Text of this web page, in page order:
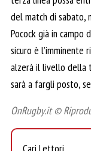
del match di sabato,
Pocock già in campo
sicuro è l’imminente
alzerà il livello della
sarà a fargli posto,
OnRugby.it ©